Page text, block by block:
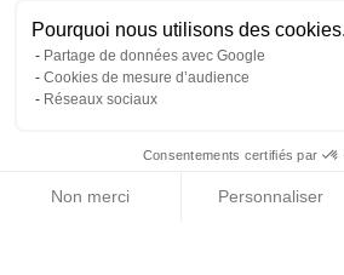
Pourquoi nous utilisons des cookies.
Partage de données avec Google
Cookies de mesure d’audience
Réseaux sociaux
Consentements certifiés par
Non merci Personnaliser
© Copyright 2026 France Galerie.
Cliquez-ici pour modifier vos préférences